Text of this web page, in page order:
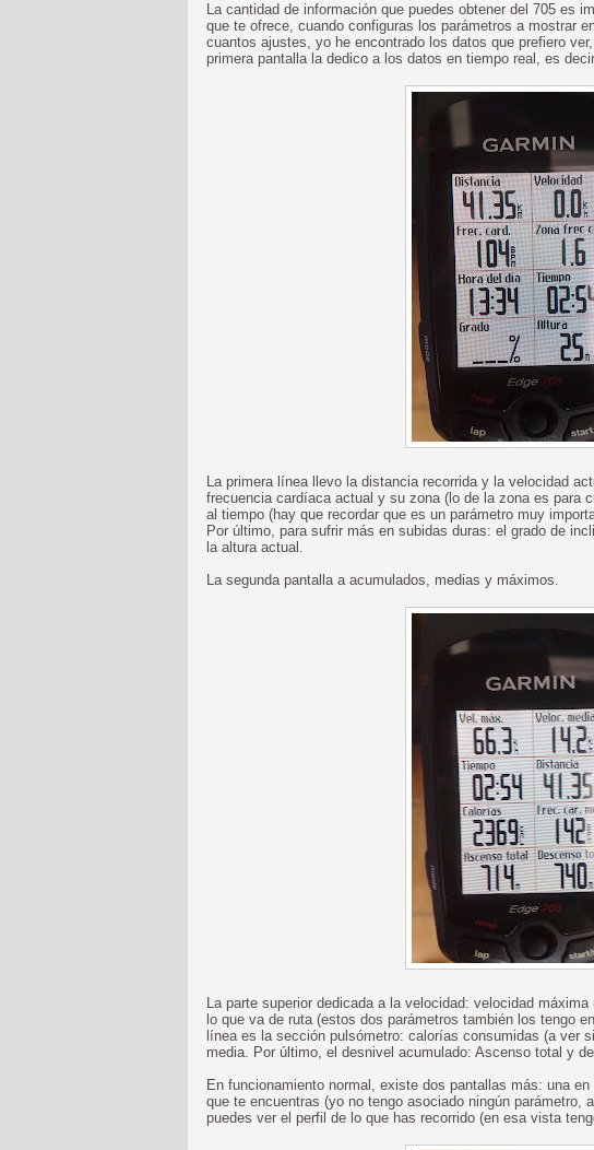
La cantidad de información que puedes obtener del 705 es
que te ofrece, cuando configuras los parámetros a mostrar
cuantos ajustes, yo he encontrado los datos que prefiero
primera pantalla la dedico a los datos en tiempo real, es
La primera línea llevo la distancia recorrida y la velocidad
frecuencia cardíaca actual y su zona (lo de la zona es para
al tiempo (hay que recordar que es un parámetro muy
Por último, para sufrir más en subidas duras: el grado de
la altura actual.
La segunda pantalla a acumulados, medias y máximos.
La parte superior dedicada a la velocidad: velocidad
lo que va de ruta (estos dos parámetros también los tengo
línea es la sección pulsómetro: calorías consumidas (a ver
media. Por último, el desnivel acumulado: Ascenso total y
En funcionamiento normal, existe dos pantallas más: una
que te encuentras (yo no tengo asociado ningún parámetro,
puedes ver el perfil de lo que has recorrido (en esa vista